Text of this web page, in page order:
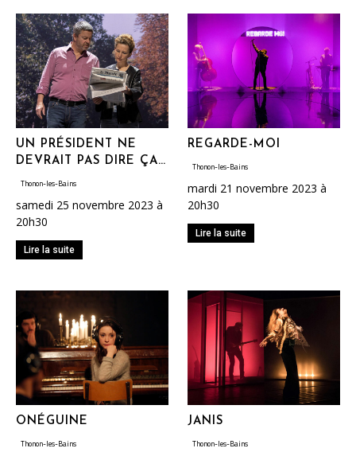
UN PRÉSIDENT NE
DEVRAIT PAS DIRE ÇA…
Thonon-les-Bains
samedi 25 novembre 2023 à
20h30
Lire la suite
REGARDE-MOI
Thonon-les-Bains
mardi 21 novembre 2023 à
20h30
Lire la suite
ONÉGUINE
Thonon-les-Bains
JANIS
Thonon-les-Bains